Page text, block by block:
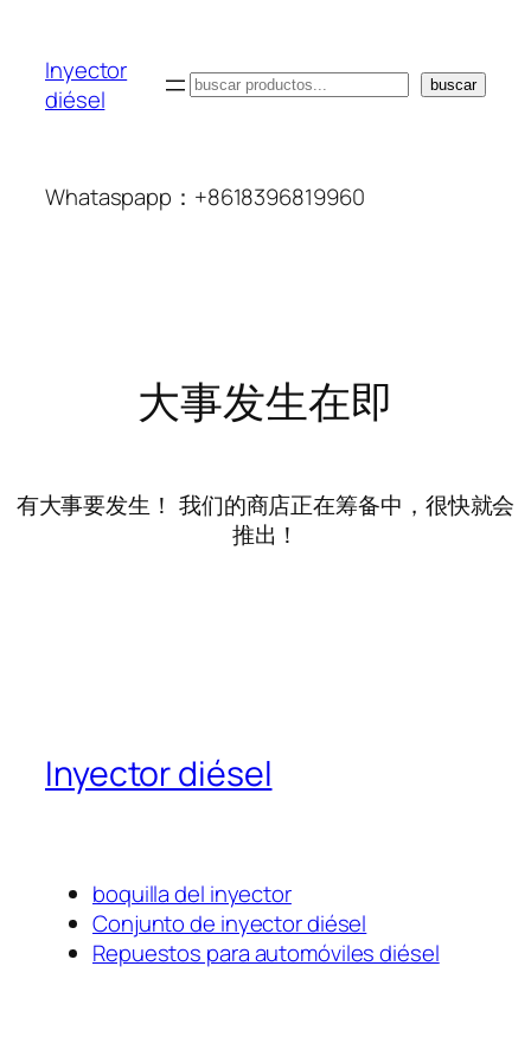
Inyector
diésel
搜
buscar
Whataspapp：+8618396819960
大事发生在即
有大事要发生！ 我们的商店正在筹备中，很快就会
推出！
Inyector diésel
boquilla del inyector
Conjunto de inyector diésel
Repuestos para automóviles diésel